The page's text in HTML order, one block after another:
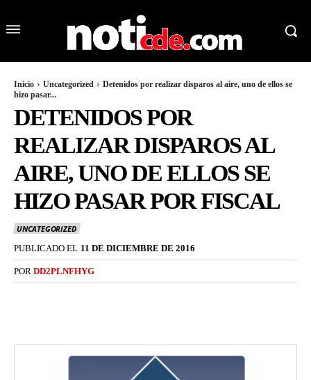
Inicio Uncategorized
Detenidos por realizar disparos al aire, uno de ellos se
hizo pasar...
DETENIDOS POR
REALIZAR DISPAROS AL
AIRE, UNO DE ELLOS SE
HIZO PASAR POR FISCAL
UNCATEGORIZED
PUBLICADO EL 11 DE DICIEMBRE DE 2016
POR DD2PLNFHYG